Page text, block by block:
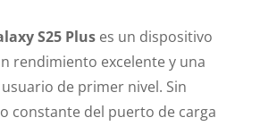
S25 Pluses un dispositivo
rendimiento excelente y una
de primer nivel. Sin
constante del puerto de carga